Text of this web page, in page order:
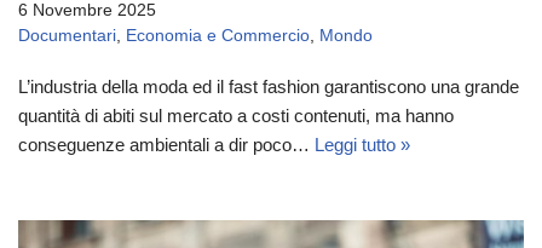
6 Novembre 2025
Documentari, Economia e Commercio, Mondo
L’industria della moda ed il fast fashion garantiscono una grande
quantità di abiti sul mercato a costi contenuti, ma hanno
conseguenze ambientali a dir poco… Leggi tutto »